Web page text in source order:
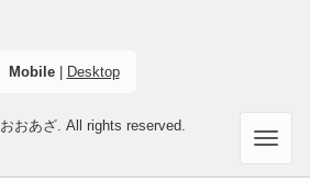
Mobile| Desktop
おおあざ. All rights reserved.